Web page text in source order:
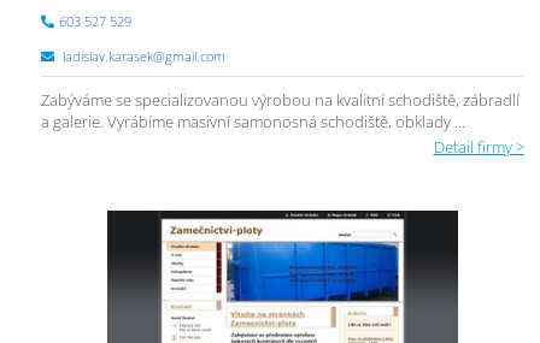
603 527 529
ladislav.karasek@gmail.com
Zabýváme se specializovanou výrobou na kvalitní schodiště, zábradlí
a galerie. Vyrábíme masivní samonosná schodiště, obklady ...
Detail firmy >